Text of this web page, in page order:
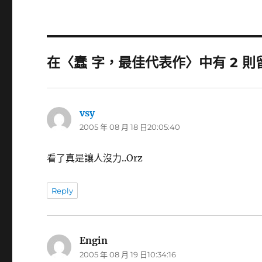
在〈蠢 字，最佳代表作〉中有 2 則
vsy表
示:
2005 年 08 月 18 日20:05:40
看了真是讓人沒力..Orz
Reply
Engin
示:
2005 年 08 月 19 日10:34:16